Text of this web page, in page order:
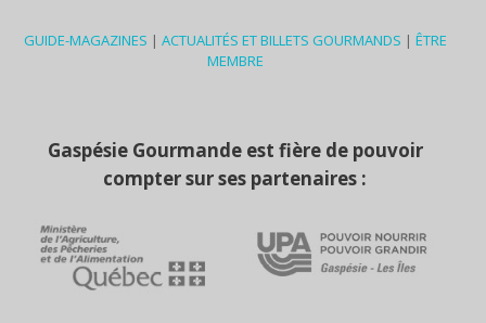
GUIDE-MAGAZINES | ACTUALITÉS ET BILLETS GOURMANDS | ÊTRE
MEMBRE
Gaspésie Gourmande est fière de pouvoir
compter sur ses partenaires :